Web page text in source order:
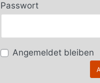
Passwort
Angemeldet bleiben